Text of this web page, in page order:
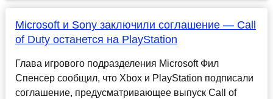
Microsoft и Sony заключили соглашение — Call
of Duty останется на PlayStation
Глава игрового подразделения Microsoft Фил
Спенсер сообщил, что Xbox и PlayStation подписали
соглашение, предусматривающее выпуск Call of